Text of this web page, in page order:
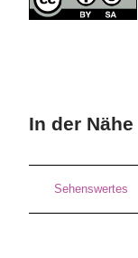
In der Nähe
Sehenswertes